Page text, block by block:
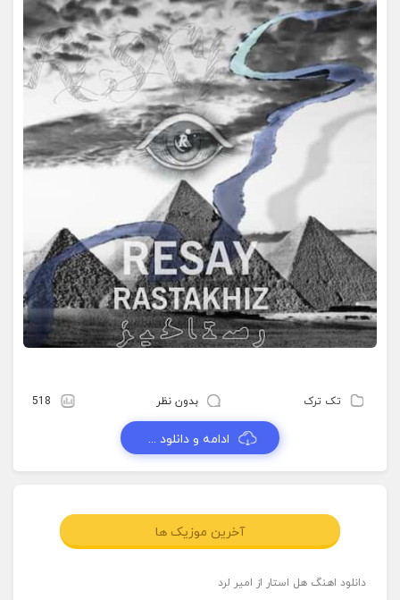
تک ترک بدون نظر 518
ادامه و دانلود ...
آخرین موزیک ها
دانلود اهنگ هل استار از امیر لرد